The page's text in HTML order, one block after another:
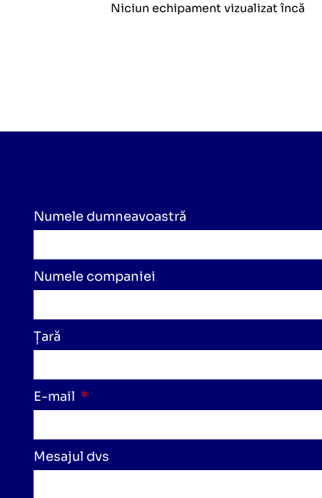
Niciun echipament vizualizat încă
Numele dumneavoastră
Numele companiei
Țară
E-mail
Mesajul dvs